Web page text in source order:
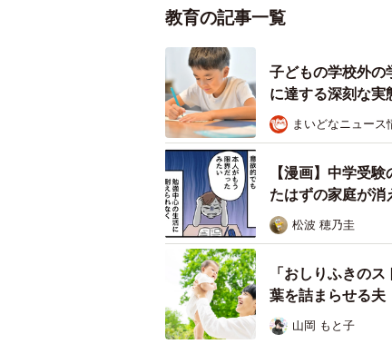
教育の記事一覧
子どもの学校外
に達する深刻な実
まいどなニュース
【漫画】中学受
たはずの家庭が
松波 穂乃圭
「おしりふきの
葉を詰まらせる
山岡 もと子